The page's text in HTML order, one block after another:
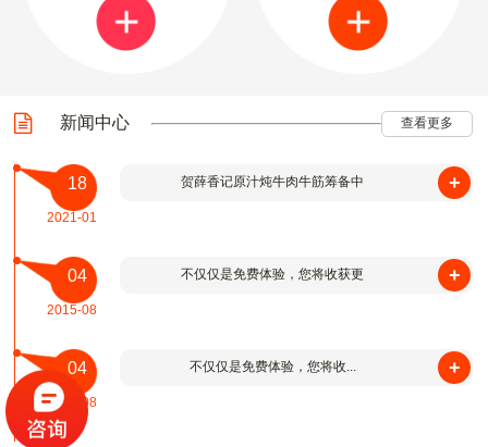
新闻中心 查看更多
18
2021-01
贺薛香记原汁炖牛肉牛筋筹备中 +
04
2015-08
不仅仅是免费体验，您将收获更 +
04
2015-08
不仅仅是免费体验，您将收... +